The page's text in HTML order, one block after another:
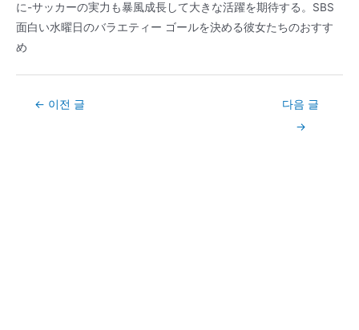
に-サッカーの実力も暴風成長して大きな活躍を期待する。SBS
面白い水曜日のバラエティー ゴールを決める彼女たちのおすす
め
Post← 이전 글
다음 글
→